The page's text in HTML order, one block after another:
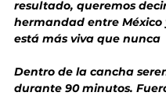
resultado, queremos
hermandad entre México
está más viva que nunca
Dentro de la cancha
durante 90 minutos.